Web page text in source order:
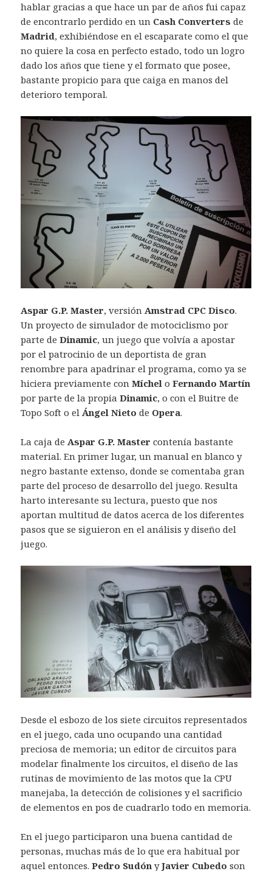
hablar gracias a que hace un par de años fui capaz
de encontrarlo perdido en un Cash Converters de
Madrid, exhibiéndose en el escaparate como el que
no quiere la cosa en perfecto estado, todo un logro
dado los años que tiene y el formato que posee,
bastante propicio para que caiga en manos del
deterioro temporal.
Aspar G.P. Master, versiónAmstrad CPC Disco.
Un proyecto de simulador de motociclismo por
parte deDinamic, un juego que volvía a apostar
por el patrocinio de un deportista de gran
renombre para apadrinar el programa, como ya se
hiciera previamente conMíchel oFernando Martín
por parte de la propiaDinamic, o con el Buitre de
Topo Soft o elÁngel Nieto de Opera.
La caja deAspar G.P. Master contenía bastante
material. En primer lugar, un manual en blanco y
negro bastante extenso, donde se comentaba gran
parte del proceso de desarrollo del juego. Resulta
harto interesante su lectura, puesto que nos
aportan multitud de datos acerca de los diferentes
pasos que se siguieron en el análisis y diseño del
juego.
Desde el esbozo de los siete circuitos representados
en el juego, cada uno ocupando una cantidad
preciosa de memoria; un editor de circuitos para
modelar finalmente los circuitos, el diseño de las
rutinas de movimiento de las motos que la CPU
manejaba, la detección de colisiones y el sacrificio
de elementos en pos de cuadrarlo todo en memoria.
En el juego participaron una buena cantidad de
personas, muchas más de lo que era habitual por
aquel entonces.Pedro Sudón yJavier Cubedo son